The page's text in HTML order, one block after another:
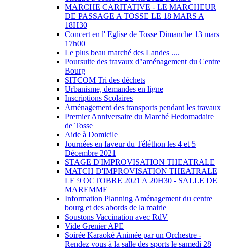
MARCHE CARITATIVE - LE MARCHEUR
DE PASSAGE A TOSSE LE 18 MARS A
18H30
Concert en l' Eglise de Tosse Dimanche 13 mars
17h00
Le plus beau marché des Landes ....
Poursuite des travaux d"aménagement du Centre
Bourg
SITCOM Tri des déchets
Urbanisme, demandes en ligne
Inscriptions Scolaires
Aménagement des transports pendant les travaux
Premier Anniversaire du Marché Hedomadaire
de Tosse
Aide à Domicile
Journées en faveur du Téléthon les 4 et 5
Décembre 2021
STAGE D'IMPROVISATION THEATRALE
MATCH D'IMPROVISATION THEATRALE
LE 9 OCTOBRE 2021 A 20H30 - SALLE DE
MAREMME
Information Planning Aménagement du centre
bourg et des abords de la mairie
Soustons Vaccination avec RdV
Vide Grenier APE
Soirée Karaoké Animée par un Orchestre -
Rendez vous à la salle des sports le samedi 28